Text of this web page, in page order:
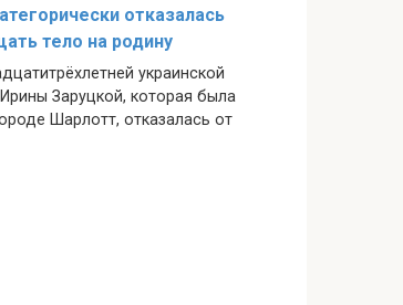
отказалась
тело на родину
украинской
Заруцкой, которая была
Шарлотт, отказалась от